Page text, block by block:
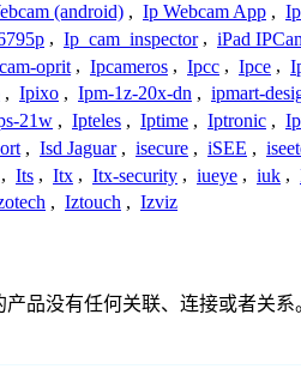
(android) , Ip Webcam App ,
, Ip_cam_inspector , iPad
oprit , Ipcameros , Ipcc , Ipce ,
, Ipixo , Ipm-1z-20x-dn , ipmart-
21w , Ipteles , Iptime , Iptronic ,
, Isd Jaguar , isecure , iSEE ,
, Its , Itx , Itx-security , iueye , iuk ,
, Iztouch , Izviz
产品没有任何关联、连接或者关